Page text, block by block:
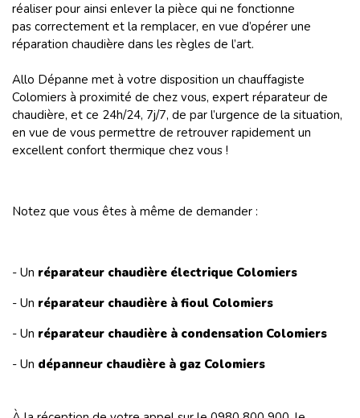
réaliser pour ainsi enlever la pièce qui ne fonctionne
pas correctement et la remplacer, en vue d’opérer une
réparation chaudière dans les règles de l’art.
Allo Dépanne met à votre disposition un chauffagiste
Colomiers à proximité de chez vous, expert réparateur de
chaudière, et ce 24h/24, 7j/7, de par l’urgence de la situation,
en vue de vous permettre de retrouver rapidement un
excellent confort thermique chez vous !
Notez que vous êtes à même de demander :
- Un réparateur chaudière électrique Colomiers
- Un réparateur chaudière à fioul Colomiers
- Un réparateur chaudière à condensation Colomiers
- Un dépanneur chaudière à gaz Colomiers